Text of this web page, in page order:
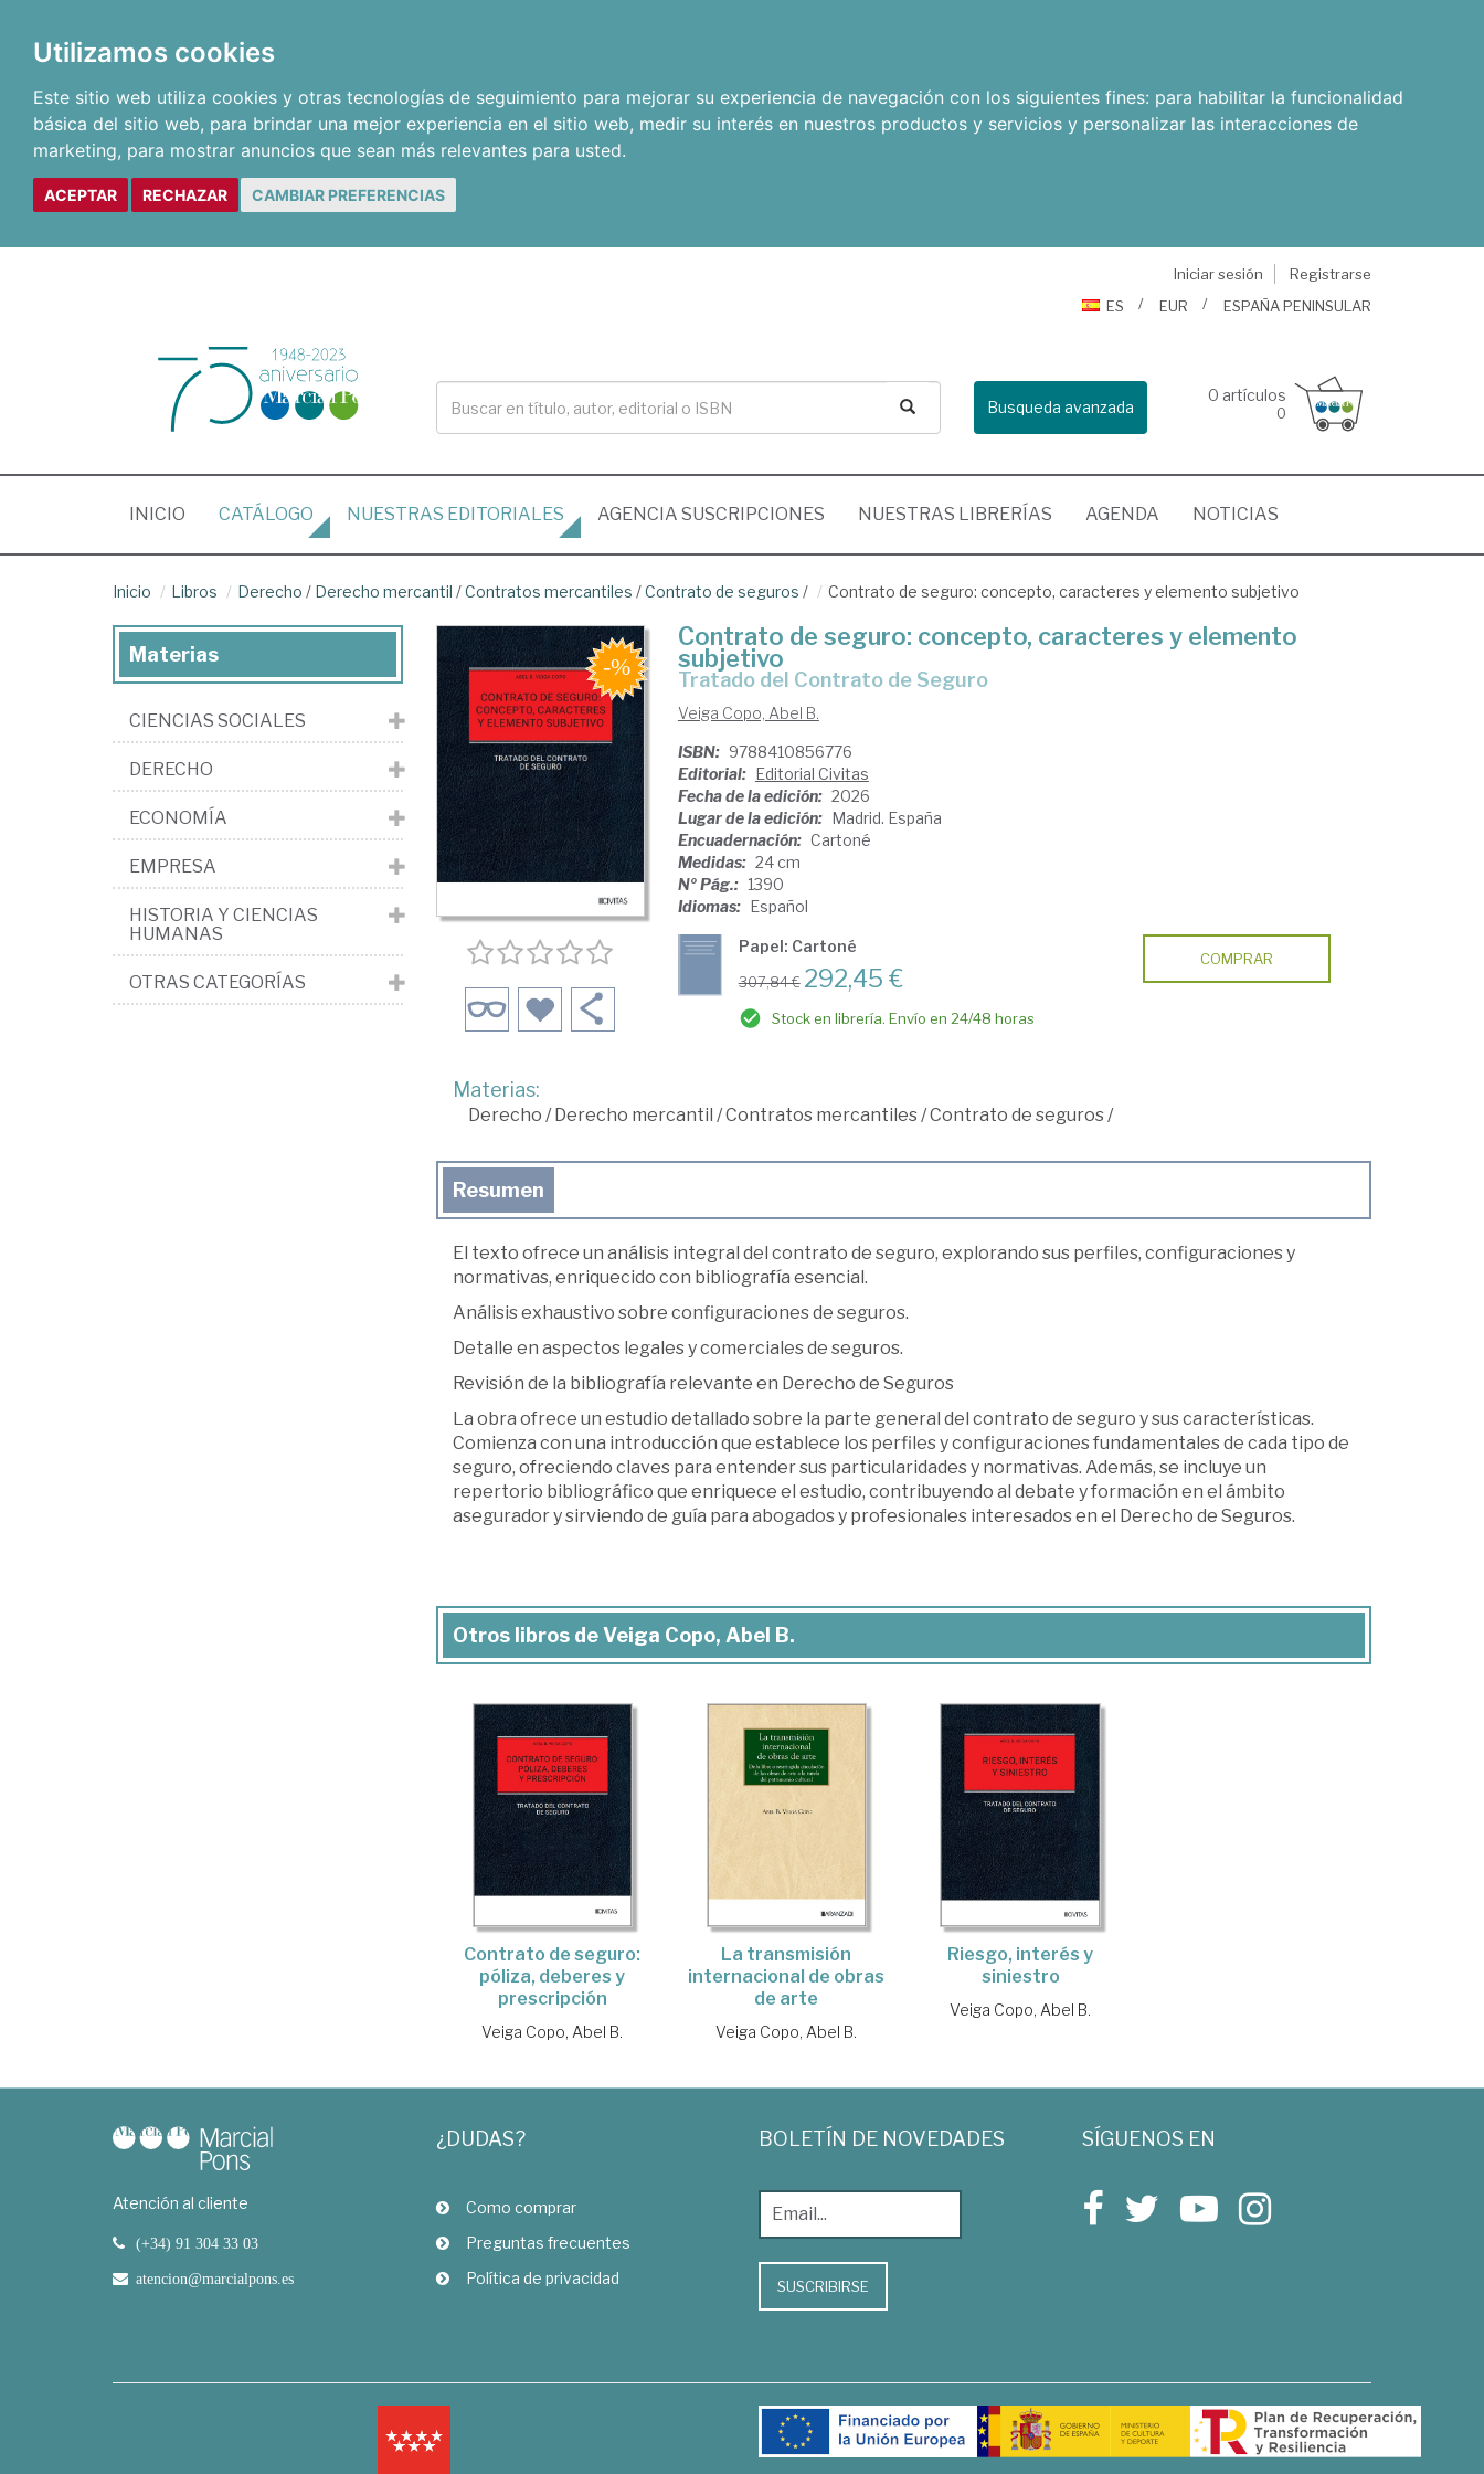
Utilizamos cookies
Este sitio web utiliza cookies y otras tecnologías de seguimiento para mejorar su experiencia de navegación con los siguientes fines: para habilitar la funcionalidad
básica del sitio web, para brindar una mejor experiencia en el sitio web, medir su interés en nuestros productos y servicios y personalizar las interacciones de
marketing, para mostrar anuncios que sean más relevantes para usted.
ACEPTAR RECHAZAR CAMBIAR PREFERENCIAS
Iniciar sesión
Registrarse
ES
EUR ESPAÑA PENINSULAR
Busqueda avanzada
0 artículos
0
INICIO (CURRENT)
CATÁLOGO NUESTRAS EDITORIALES AGENCIA SUSCRIPCIONES NUESTRAS LIBRERÍAS AGENDA NOTICIAS
Inicio Libros Derecho / Derecho mercantil /Contratos mercantiles /Contrato de seguros / Contrato de seguro: concepto, caracteres y elemento subjetivo
Contrato de seguro: concepto, caracteres y elemento
subjetivo
Tratado del Contrato de Seguro
Veiga Copo, Abel B.
ISBN: 9788410856776
Editorial: Editorial Civitas
Fecha de la edición: 2026
Lugar de la edición: Madrid. España
Encuadernación: Cartoné
Medidas: 24 cm
Nº Pág.: 1390
Idiomas: Español
Papel: Cartoné
307,84 € 292,45 €
Stock en librería. Envío en 24/48 horas
COMPRAR
Materias:
Derecho /Derecho mercantil /Contratos mercantiles/Contrato de seguros/
Resumen
El texto ofrece un análisis integral del contrato de seguro, explorando sus perfiles, configuraciones y
normativas, enriquecido con bibliografía esencial.
Análisis exhaustivo sobre configuraciones de seguros.
Detalle en aspectos legales y comerciales de seguros.
Revisión de la bibliografía relevante en Derecho de Seguros
La obra ofrece un estudio detallado sobre la parte general del contrato de seguro y sus características.
Comienza con una introducción que establece los perfiles y configuraciones fundamentales de cada tipo de
seguro, ofreciendo claves para entender sus particularidades y normativas. Además, se incluye un
repertorio bibliográfico que enriquece el estudio, contribuyendo al debate y formación en el ámbito
asegurador y sirviendo de guía para abogados y profesionales interesados en el Derecho de Seguros.
Otros libros de Veiga Copo, Abel B.
Contrato de seguro:
póliza, deberes y
prescripción
Veiga Copo, Abel B.
La transmisión
internacional de obras
de arte
Veiga Copo, Abel B.
Riesgo, interés y
siniestro
Veiga Copo, Abel B.
Materias
CIENCIAS SOCIALES
DERECHO
ECONOMÍA
EMPRESA
HISTORIA Y CIENCIAS
HUMANAS
OTRAS CATEGORÍAS
Atención al cliente
(+34) 91 304 33 03
atencion@marcialpons.es
¿DUDAS?
Como comprar
Preguntas frecuentes
Política de privacidad
BOLETÍN DE NOVEDADES
SUSCRIBIRSE
SÍGUENOS EN